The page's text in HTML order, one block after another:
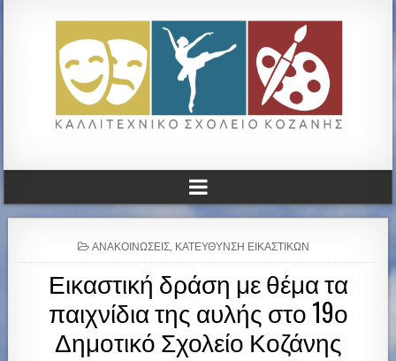
ΚΑΛΛΙΤΕΧΝΙΚΟ ΓΥΜΝΑΣΙΟ
ΚΟΖΑΝΗΣ
P
O
T
D
N
ΑΝΑΚΟΙΝΏΣΕΙΣ ΚΑΤΕΎΘΥΝΣΗ ΕΙΚΑΣΤΙΚΏΝ
Εικαστική δράση με θέμα τα
παιχνίδια της αυλής στο 19ο
Δημοτικό Σχολείο Κοζάνης